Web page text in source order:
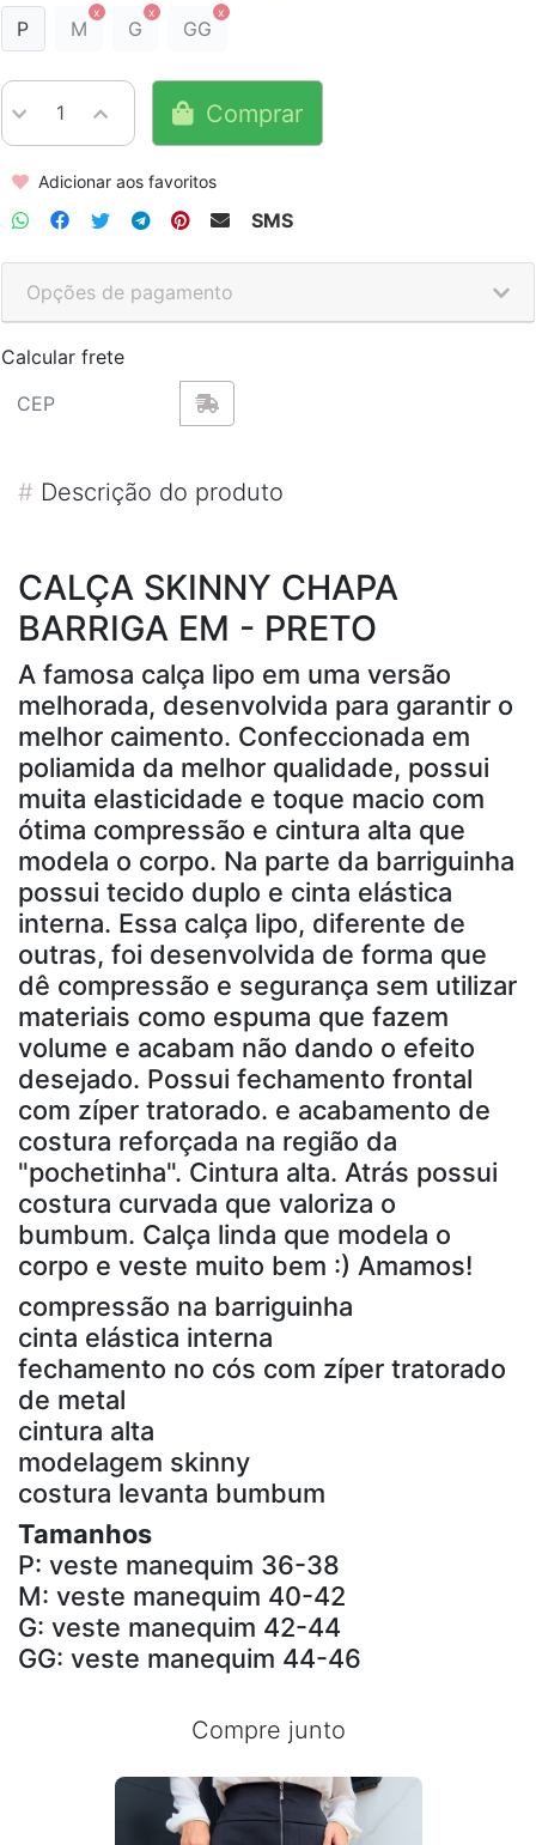
P M G GG
Comprar
Adicionar aos favoritos
SMS
Opções de pagamento
Calcular frete
# Descrição do produto
CALÇA SKINNY CHAPA
BARRIGA EM - PRETO
A famosa calça lipo em uma versão
melhorada, desenvolvida para garantir o
melhor caimento. Confeccionada em
poliamida da melhor qualidade, possui
muita elasticidade e toque macio com
ótima compressão e cintura alta que
modela o corpo. Na parte da barriguinha
possui tecido duplo e cinta elástica
interna. Essa calça lipo, diferente de
outras, foi desenvolvida de forma que
dê compressão e segurança sem utilizar
materiais como espuma que fazem
volume e acabam não dando o efeito
desejado. Possui fechamento frontal
com zíper tratorado. e acabamento de
costura reforçada na região da
"pochetinha". Cintura alta. Atrás possui
costura curvada que valoriza o
bumbum. Calça linda que modela o
corpo e veste muito bem :) Amamos!
compressão na barriguinha
cinta elástica interna
fechamento no cós com zíper tratorado
de metal
cintura alta
modelagem skinny
costura levanta bumbum
Tamanhos
P: veste manequim 36-38
M: veste manequim 40-42
G: veste manequim 42-44
GG: veste manequim 44-46
Compre junto